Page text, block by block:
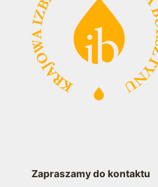
Zapraszamy do kontaktu